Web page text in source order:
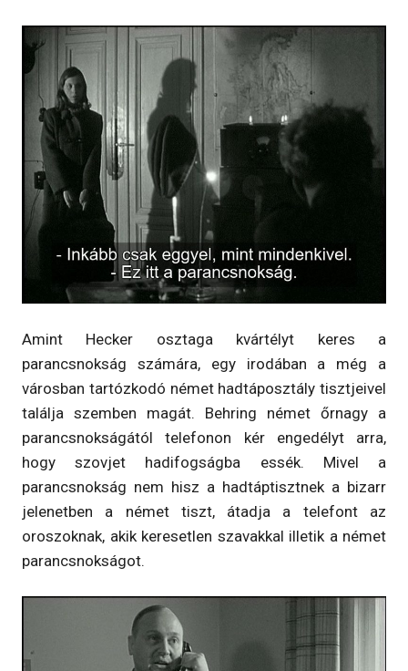
Amint Hecker osztaga kvártélyt keres a
parancsnokság számára, egy irodában a még a
városban tartózkodó német hadtáposztály tisztjeivel
találja szemben magát. Behring német őrnagy a
parancsnokságától telefonon kér engedélyt arra,
hogy szovjet hadifogságba essék. Mivel a
parancsnokság nem hisz a hadtáptisztnek a bizarr
jelenetben a német tiszt, átadja a telefont az
oroszoknak, akik keresetlen szavakkal illetik a német
parancsnokságot.